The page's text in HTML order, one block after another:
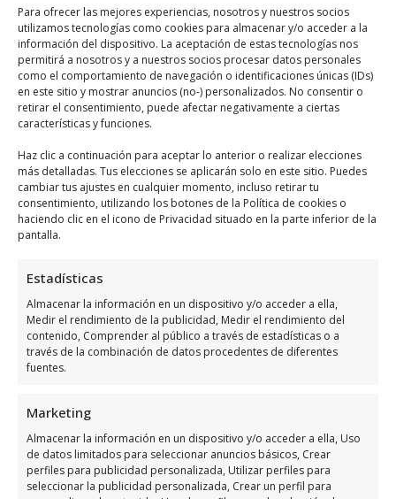
Para ofrecer las mejores experiencias, nosotros y nuestros socios
utilizamos tecnologías como cookies para almacenar y/o acceder a la
información del dispositivo. La aceptación de estas tecnologías nos
permitirá a nosotros y a nuestros socios procesar datos personales
como el comportamiento de navegación o identificaciones únicas (IDs)
en este sitio y mostrar anuncios (no-) personalizados. No consentir o
retirar el consentimiento, puede afectar negativamente a ciertas
características y funciones.
Haz clic a continuación para aceptar lo anterior o realizar elecciones
más detalladas. Tus elecciones se aplicarán solo en este sitio. Puedes
cambiar tus ajustes en cualquier momento, incluso retirar tu
consentimiento, utilizando los botones de la Política de cookies o
haciendo clic en el icono de Privacidad situado en la parte inferior de la
pantalla.
Estadísticas
Almacenar la información en un dispositivo y/o acceder a ella,
Medir el rendimiento de la publicidad, Medir el rendimiento del
contenido, Comprender al público a través de estadísticas o a
través de la combinación de datos procedentes de diferentes
fuentes.
Marketing
Almacenar la información en un dispositivo y/o acceder a ella, Uso
de datos limitados para seleccionar anuncios básicos, Crear
perfiles para publicidad personalizada, Utilizar perfiles para
seleccionar la publicidad personalizada, Crear un perfil para
Días Horario
Lunes
9:00 a 14:00 – 16:00
a 20:00
Martes
9:00 a 14:00 – 16:00
Miércoles
9:00 a 14:00 – 16:00
a 20:00
Jueves
9:00 a 14:00 – 16:00
a 20:00
Sábado
9:30 a 14:00
Domingo
Cerrado
sobre Bosch Car Service
Talleres Autotech S.L.
Bosch Car Service Talleres Autotech S.L.